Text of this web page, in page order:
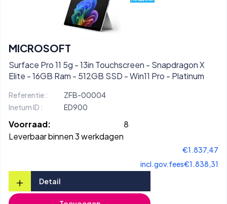
MICROSOFT
Surface Pro 11 5g - 13in Touchscreen - Snapdragon X
Elite - 16GB Ram - 512GB SSD - Win11 Pro - Platinum
Referentie :
ZFB-00004
Inetum ID :
ED900
Voorraad:
8
Leverbaar binnen 3 werkdagen
€1.837,47
incl.gov.fees€1.838,31
+ Detail